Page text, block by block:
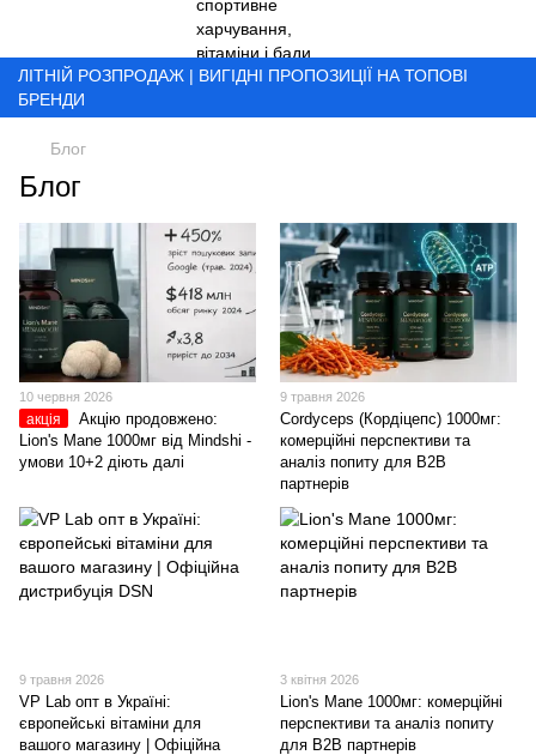
ЛІТНІЙ РОЗПРОДАЖ | ВИГІДНІ ПРОПОЗИЦІЇ НА ТОПОВІ
БРЕНДИ
Блог
Блог
10 червня 2026
акція
Акцію продовжено:
Lion's Mane 1000мг від Mindshi -
умови 10+2 діють далі
9 травня 2026
Cordyceps (Кордіцепс) 1000мг:
комерційні перспективи та
аналіз попиту для B2B
партнерів
9 травня 2026
VP Lab опт в Україні:
європейські вітаміни для
вашого магазину | Офіційна
3 квітня 2026
Lion's Mane 1000мг: комерційні
перспективи та аналіз попиту
для B2B партнерів